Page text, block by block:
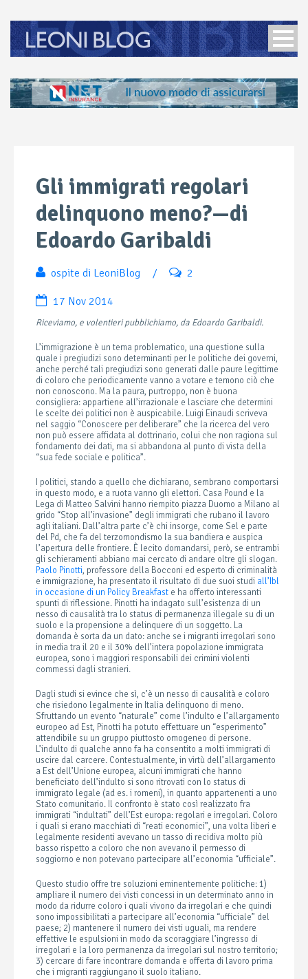
Gli immigrati regolari
delinquono meno?—di
Edoardo Garibaldi
ospite di LeoniBlog / 2
17 Nov 2014
Riceviamo, e volentieri pubblichiamo, da Edoardo Garibaldi.
L’immigrazione è un tema problematico, una questione sulla
quale i pregiudizi sono determinanti per le politiche dei governi,
anche perché tali pregiudizi sono generati dalle paure legittime
di coloro che periodicamente vanno a votare e temono ciò che
non conoscono. Ma la paura, purtroppo, non è buona
consigliera: appartiene all’irrazionale e lasciare che determini
le scelte dei politici non è auspicabile. Luigi Einaudi scriveva
nel saggio “Conoscere per deliberare” che la ricerca del vero
non può essere affidata al dottrinario, colui che non ragiona sul
fondamento dei dati, ma si abbandona al punto di vista della
“sua fede sociale e politica”.
I politici, stando a quello che dichiarano, sembrano comportarsi
in questo modo, e a ruota vanno gli elettori. Casa Pound e la
Lega di Matteo Salvini hanno riempito piazza Duomo a Milano al
grido “Stop all’invasione” degli immigrati che rubano il lavoro
agli italiani. Dall’altra parte c’è chi insorge, come Sel e parte
del Pd, che fa del terzomondismo la sua bandiera e auspica
l’apertura delle frontiere. È lecito domandarsi, però, se entrambi
gli schieramenti abbiano mai cercato di andare oltre gli slogan.
Paolo Pinotti, professore della Bocconi ed esperto di criminalità
e immigrazione, ha presentato il risultato di due suoi studi all’Ibl
in occasione di un Policy Breakfast e ha offerto interessanti
spunti di riflessione. Pinotti ha indagato sull’esistenza di un
nesso di causalità tra lo status di permanenza illegale su di un
suolo e la propensione a delinquere di un soggetto. La
domanda è sorta da un dato: anche se i migranti irregolari sono
in media tra il 20 e il 30% dell’intera popolazione immigrata
europea, sono i maggiori responsabili dei crimini violenti
commessi dagli stranieri.
Dagli studi si evince che sì, c’è un nesso di causalità e coloro
che risiedono legalmente in Italia delinquono di meno.
Sfruttando un evento “naturale” come l’indulto e l’allargamento
europeo ad Est, Pinotti ha potuto effettuare un “esperimento”
attendibile su un gruppo piuttosto omogeneo di persone.
L’indulto di qualche anno fa ha consentito a molti immigrati di
uscire dal carcere. Contestualmente, in virtù dell’allargamento
a Est dell’Unione europea, alcuni immigrati che hanno
beneficiato dell’indulto si sono ritrovati con lo status di
immigrato legale (ad es. i romeni), in quanto appartenenti a uno
Stato comunitario. Il confronto è stato così realizzato fra
immigrati “indultati” dell’Est europa: regolari e irregolari. Coloro
i quali si erano macchiati di “reati economici”, una volta liberi e
legalmente residenti avevano un tasso di recidiva molto più
basso rispetto a coloro che non avevano il permesso di
soggiorno e non potevano partecipare all’economia “ufficiale”.
Questo studio offre tre soluzioni eminentemente politiche: 1)
ampliare il numero dei visti concessi in un determinato anno in
modo da ridurre coloro i quali vivono da irregolari e che quindi
sono impossibilitati a partecipare all’economia “ufficiale” del
paese; 2) mantenere il numero dei visti uguali, ma rendere
effettive le espulsioni in modo da scoraggiare l’ingresso di
irregolari e la loro permanenza da irregolari sul nostro territorio;
3) cercare di fare incontrare domanda e offerta di lavoro prima
che i migranti raggiungano il suolo italiano.